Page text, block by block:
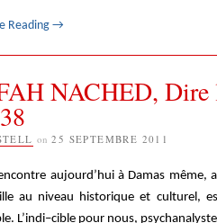
Reading →
NACHED, Dire
on 25 SEPTEMBRE 2011
aujourd’hui à Damas même,
au niveau historique et culturel,
L’indi–cible pour nous,